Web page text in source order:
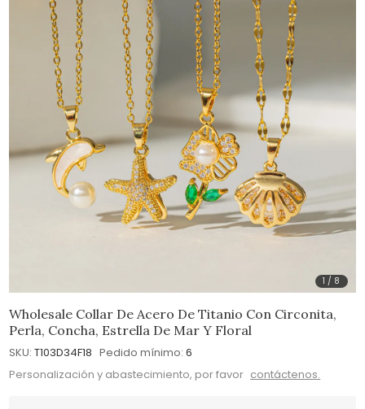
1 / 8
Wholesale Collar De Acero De Titanio Con Circonita,
Perla, Concha, Estrella De Mar Y Floral
SKU: T103D34F18 Pedido mínimo: 6
Personalización y abastecimiento, por favor contáctenos.